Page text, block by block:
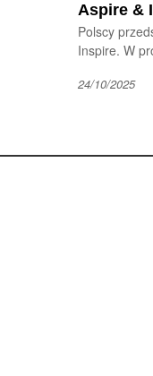
Aspire &
Polscy
Inspire. W
24/10/2025